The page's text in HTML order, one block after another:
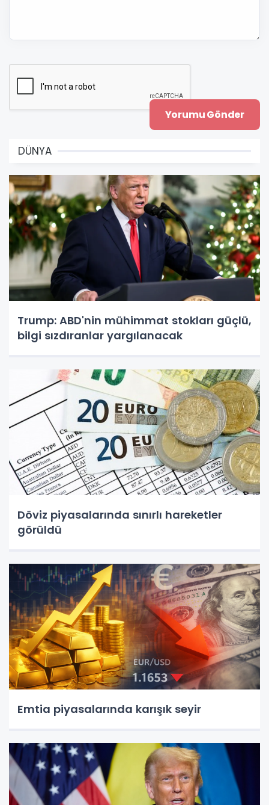
DÜNYA
Trump: ABD'nin mühimmat stokları güçlü,
bilgi sızdıranlar yargılanacak
Döviz piyasalarında sınırlı hareketler
görüldü
Emtia piyasalarında karışık seyir